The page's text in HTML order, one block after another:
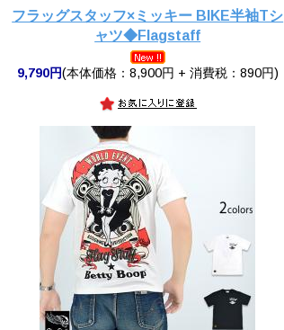
フラッグスタッフ×ミッキー BIKE半袖Tシ
ャツ◆Flagstaff
9,790円(本体価格：8,900円 + 消費税：890円)